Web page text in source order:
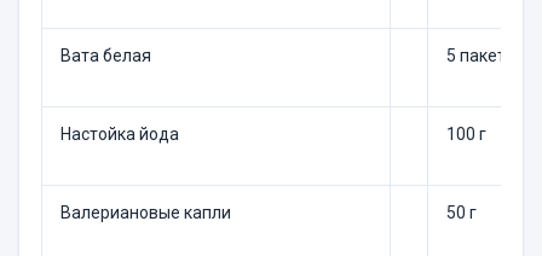
Вата белая 5 пакетов
Настойка йода 100 г
Валериановые капли 50 г